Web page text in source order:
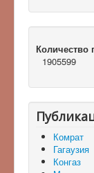
Количество
1905599
Комрат
Гагаузия
Конгаз